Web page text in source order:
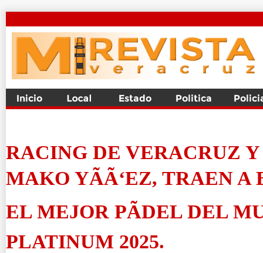
RACING DE VERACRUZ Y
MAKO YÃÃ‘EZ, TRAEN A
EL MEJOR PÃDEL DEL
PLATINUM 2025.